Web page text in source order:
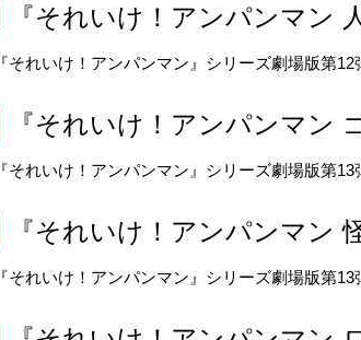
『それいけ！アンパンマン
『それいけ！アンパンマン』シリーズ劇場版第12
『それいけ！アンパンマン
『それいけ！アンパンマン』シリーズ劇場版第13
『それいけ！アンパンマン
『それいけ！アンパンマン』シリーズ劇場版第